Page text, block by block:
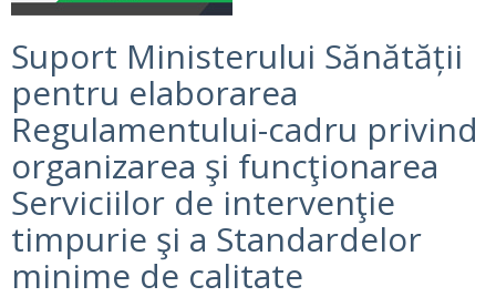
Suport Ministerului Sănătății
pentru elaborarea
Regulamentului-cadru privind
organizarea şi funcţionarea
Serviciilor de intervenţie
timpurie şi a Standardelor
minime de calitate